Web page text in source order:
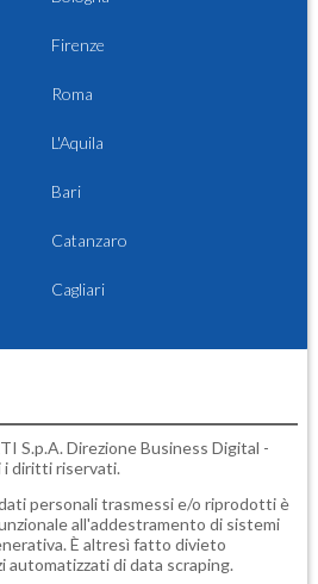
Firenze
Roma
L'Aquila
Bari
Catanzaro
Cagliari
S.p.A. Direzione Business Digital -
i diritti riservati.
personali trasmessi e/o riprodotti è
all'addestramento di sistemi
È altresì fatto divieto
automatizzati di data scraping.